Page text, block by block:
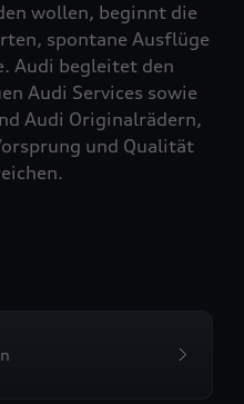
wollen, beginnt die
spontane Ausflüge
Audi begleitet den
Audi Services sowie
Audi Originalrädern,
und Qualität